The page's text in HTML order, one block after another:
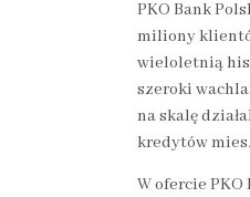
PKO Bank
miliony
wieloletnią
szeroki
na skalę
kredytów
W ofercie